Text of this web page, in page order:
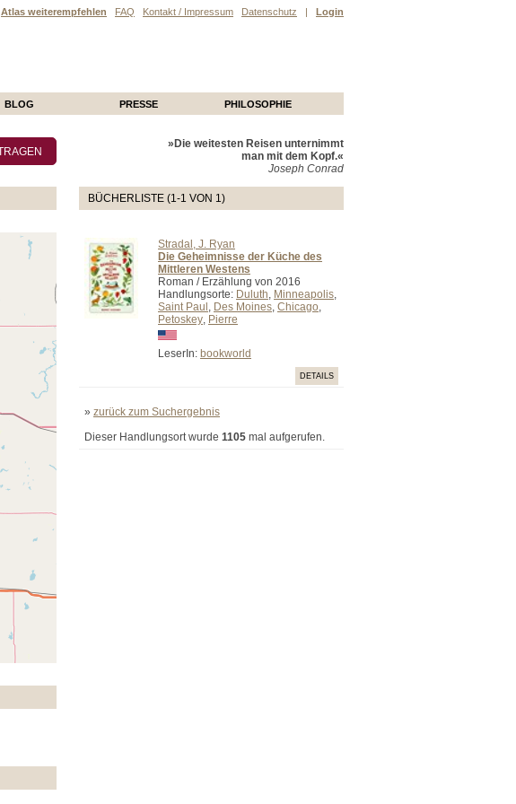
Atlas weiterempfehlen FAQ Kontakt / Impressum Datenschutz | Login
BLOG PRESSE PHILOSOPHIE
»Die weitesten Reisen unternimmt
man mit dem Kopf.«
Joseph Conrad
BÜCHERLISTE (1-1 VON 1)
Stradal, J. Ryan
Die Geheimnisse der Küche des
Mittleren Westens
Roman / Erzählung von 2016
Handlungsorte: Duluth, Minneapolis,
Saint Paul , Des Moines, Chicago,
Petoskey, Pierre
LeserIn: bookworld
DETAILS
» zurück zum Suchergebnis
Dieser Handlungsort wurde 1105 mal aufgerufen.